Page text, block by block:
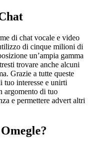
di chat vocale e video
di cinque milioni di
un’ampia gamma
trovare anche alcuni
Grazie a tutte queste
tuo interesse e unirti
argomento di tuo
e permettere advert altri